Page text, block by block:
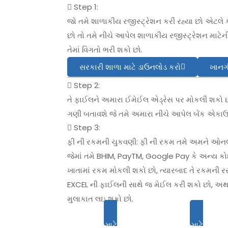
Step 1:
જો તમે શાળાકીય રજીસ્ટ્રેશન કરી રહ્યા છો
છો તો તમે નીચે આપેલ શાળાકીય રજીસ્ટ્રેશન માટેની
તેમાં વિગતો ભરી શકો છો.
સરકારી શાળા માટે ડાઉનલોડ કરો
Step 2:
તે ફાઈલને અમારા ઈમેઈલ એડ્રેસ પર મોકલી શકો
ગણી બતાવશે જે તમે અમારા નીચે આપેલ બેંક
Step 3:
ફી ની રકમની ચુકવણી: ફી ની રકમ તમે અમને
જેમાં તમે BHIM, PayTM, Google Pay કે અન્ય
ખાતામાં રકમ મોકલી શકો છો, ત્યારબાદ તે
EXCEL ની ફાઈલની સાથે જ મેઈલ કરી શકો છો,
મુલાકાત લઇ શકો છો.
વધુ માહિતી માટે ક્લિક કરો. વધુ માહિતી માટે ક્લિક